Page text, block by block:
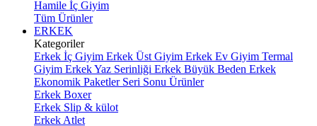
Hamile İç Giyim
Tüm Ürünler
ERKEK
Kategoriler
Erkek İç Giyim Erkek Üst Giyim Erkek Ev Giyim Termal
Giyim Erkek Yaz Serinliği Erkek Büyük Beden Erkek
Ekonomik Paketler Seri Sonu Ürünler
Erkek Boxer
Erkek Slip & külot
Erkek Atlet